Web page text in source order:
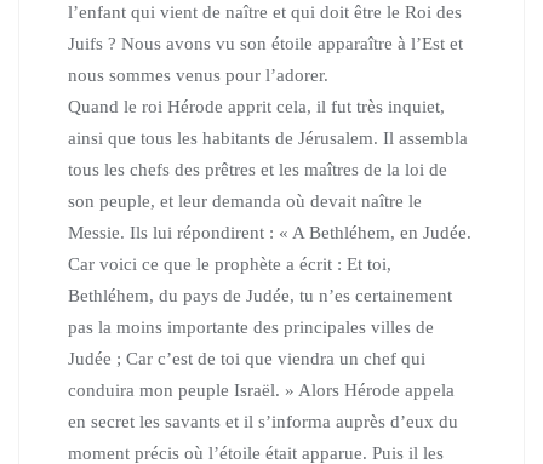
l’enfant qui vient de naître et qui doit être le Roi des
Juifs ? Nous avons vu son étoile apparaître à l’Est et
nous sommes venus pour l’adorer.
Quand le roi Hérode apprit cela, il fut très inquiet,
ainsi que tous les habitants de Jérusalem. Il assembla
tous les chefs des prêtres et les maîtres de la loi de
son peuple, et leur demanda où devait naître le
Messie. Ils lui répondirent : « A Bethléhem, en Judée.
Car voici ce que le prophète a écrit : Et toi,
Bethléhem, du pays de Judée, tu n’es certainement
pas la moins importante des principales villes de
Judée ; Car c’est de toi que viendra un chef qui
conduira mon peuple Israël. » Alors Hérode appela
en secret les savants et il s’informa auprès d’eux du
moment précis où l’étoile était apparue. Puis il les